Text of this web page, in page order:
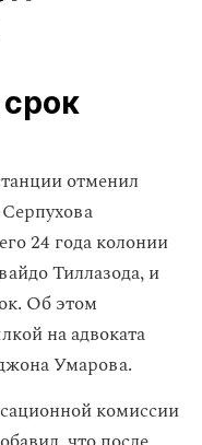
отменил
24 года колонии
Тиллазода, и
Об этом
на адвоката
Умарова.
комиссии